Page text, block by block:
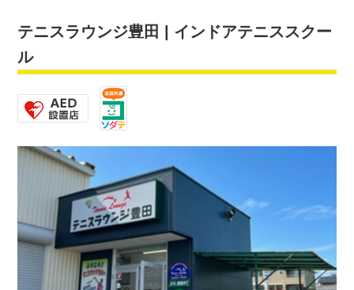
テニスラウンジ豊田 | インドアテニススクー
ル